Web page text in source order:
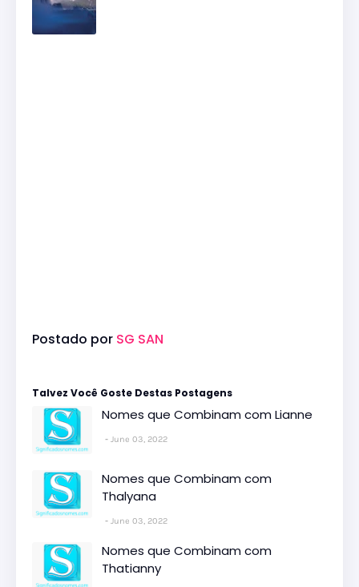
Postado por SG SAN
Talvez Você Goste Destas Postagens
Nomes que Combinam com Lianne
June 03, 2022
Nomes que Combinam com
Thalyana
June 03, 2022
Nomes que Combinam com
Thatianny